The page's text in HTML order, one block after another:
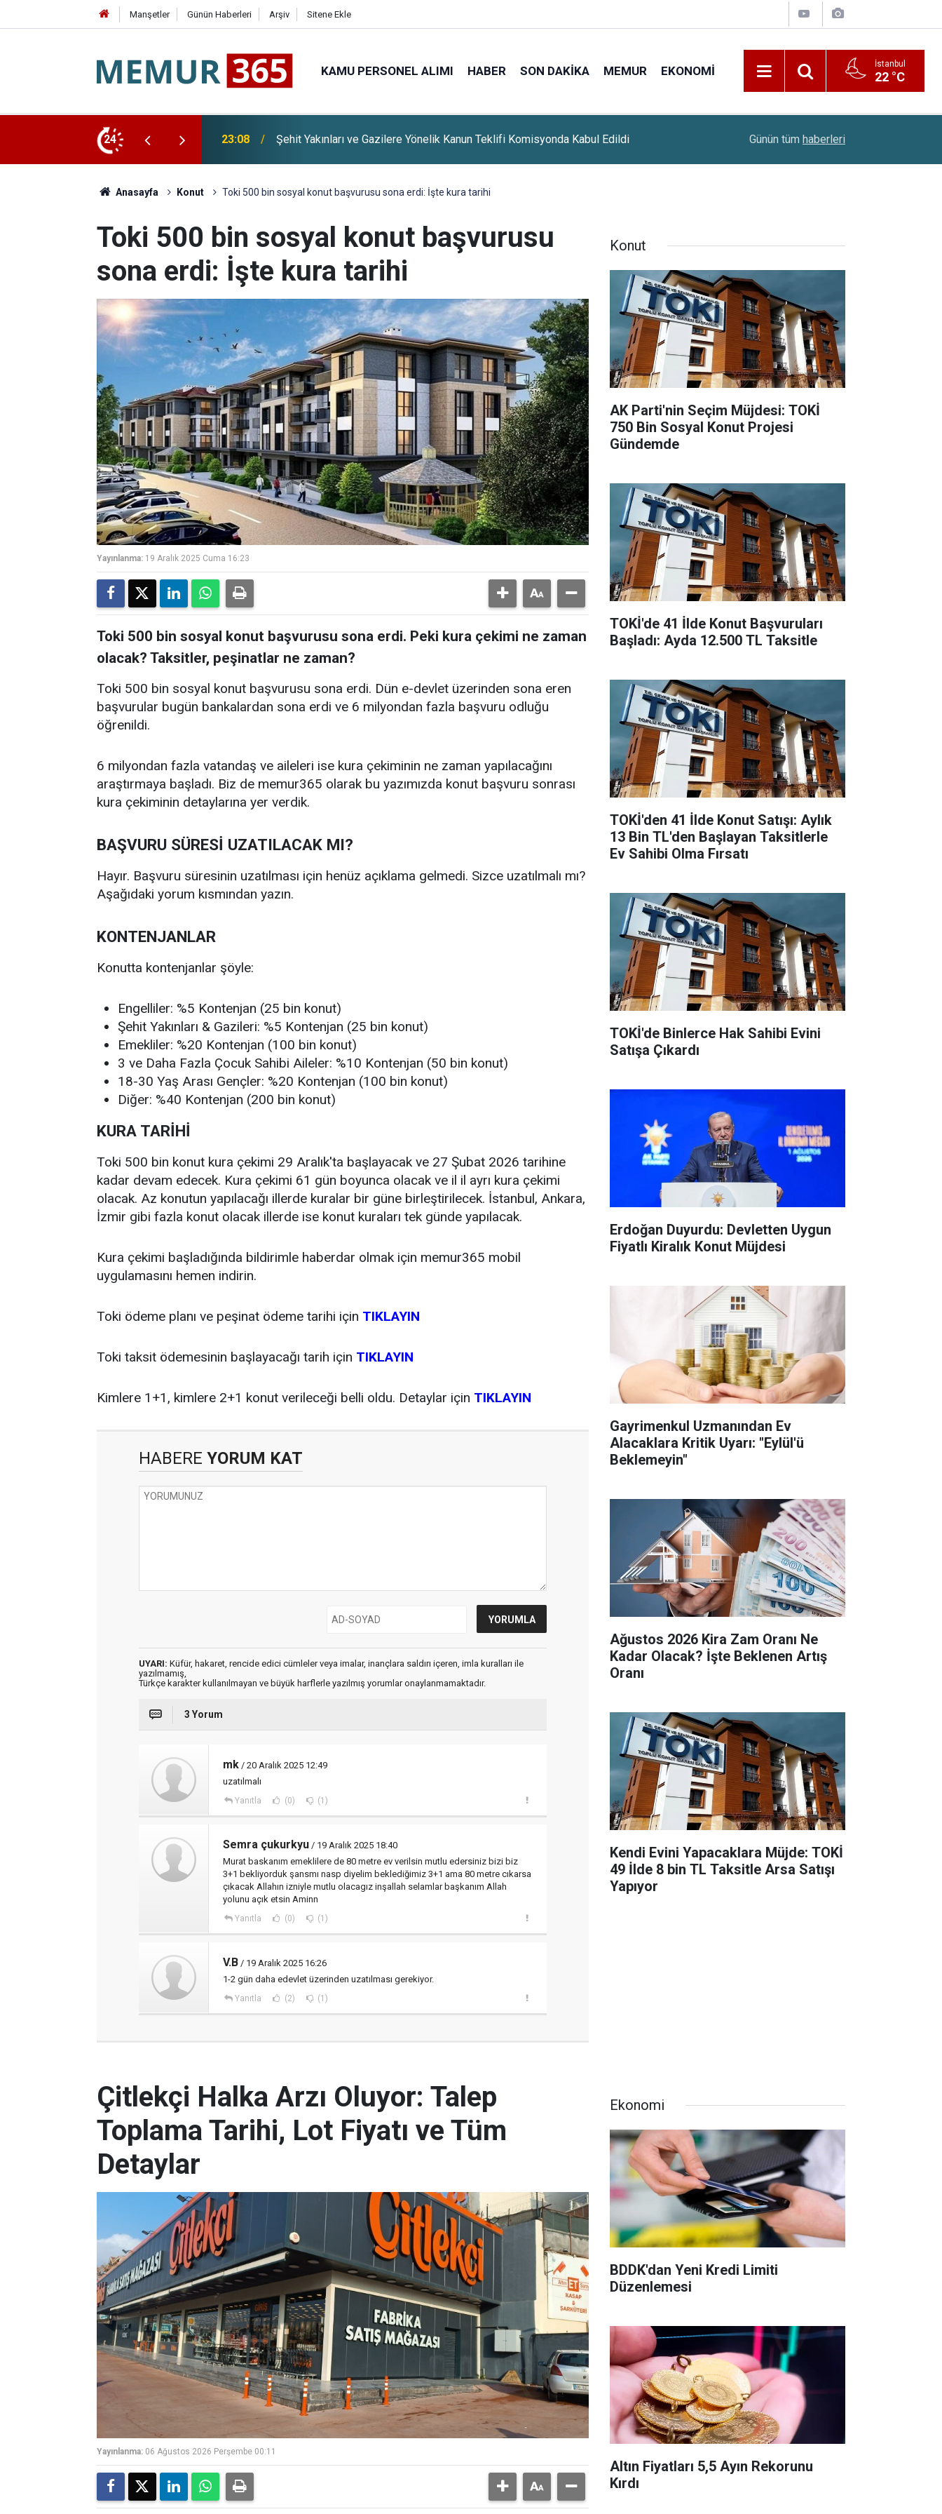
Manşetler Günün Haberleri Arşiv Sitene Ekle
KAMU PERSONEL ALIMI HABER SON DAKIKA MEMUR EKONOMI İstanbul
22 °C
24
Kanun Teklifi Komisyonda Kabul Edildi 22:26 Üsküdar'da Bazı Yollar 5-7 Ağustos Tarihlerinde Trafiğe Kapatılacak Altın Fiyatları 5,5 Ayın Rekorunu Kırdı
Günün tüm haberleri
Anasayfa Konut Toki 500 bin sosyal konut başvurusu sona erdi: İşte kura tarihi
Toki 500 bin sosyal konut başvurusu
sona erdi: İşte kura tarihi
Yayınlanma: 19 Aralık 2025 Cuma 16:23
Toki 500 bin sosyal konut başvurusu sona erdi. Peki kura çekimi ne zaman
olacak? Taksitler, peşinatlar ne zaman?
Toki 500 bin sosyal konut başvurusu sona erdi. Dün e-devlet üzerinden sona eren
başvurular bugün bankalardan sona erdi ve 6 milyondan fazla başvuru odluğu
öğrenildi.
6 milyondan fazla vatandaş ve aileleri ise kura çekiminin ne zaman yapılacağını
araştırmaya başladı. Biz de memur365 olarak bu yazımızda konut başvuru sonrası
kura çekiminin detaylarına yer verdik.
BAŞVURU SÜRESİ UZATILACAK MI?
Hayır. Başvuru süresinin uzatılması için henüz açıklama gelmedi. Sizce uzatılmalı mı?
Aşağıdaki yorum kısmından yazın.
KONTENJANLAR
Konutta kontenjanlar şöyle:
Engelliler: %5 Kontenjan (25 bin konut)
Şehit Yakınları & Gazileri: %5 Kontenjan (25 bin konut)
Emekliler: %20 Kontenjan (100 bin konut)
3 ve Daha Fazla Çocuk Sahibi Aileler: %10 Kontenjan (50 bin konut)
18-30 Yaş Arası Gençler: %20 Kontenjan (100 bin konut)
Diğer: %40 Kontenjan (200 bin konut)
KURA TARİHİ
Toki 500 bin konut kura çekimi 29 Aralık'ta başlayacak ve 27 Şubat 2026 tarihine
kadar devam edecek. Kura çekimi 61 gün boyunca olacak ve il il ayrı kura çekimi
olacak. Az konutun yapılacağı illerde kuralar bir güne birleştirilecek. İstanbul, Ankara,
İzmir gibi fazla konut olacak illerde ise konut kuraları tek günde yapılacak.
Kura çekimi başladığında bildirimle haberdar olmak için memur365 mobil
uygulamasını hemen indirin.
Toki ödeme planı ve peşinat ödeme tarihi için TIKLAYIN
Toki taksit ödemesinin başlayacağı tarih için TIKLAYIN
Kimlere 1+1, kimlere 2+1 konut verileceği belli oldu. Detaylar için TIKLAYIN
HABERE YORUM KAT
UYARI: Küfür, hakaret, rencide edici cümleler veya imalar, inançlara saldırı içeren, imla kuralları ile
yazılmamış,
Türkçe karakter kullanılmayan ve büyük harflerle yazılmış yorumlar onaylanmamaktadır.
3 Yorum
mk / 20 Aralık 2025 12:49
uzatılmalı
Yanıtla (0) (1)
Semra çukurkyu / 19 Aralık 2025 18:40
Murat baskanım emeklilere de 80 metre ev verilsin mutlu edersiniz bizi biz
3+1 bekliyorduk şansmı nasp diyelim beklediğimiz 3+1 ama 80 metre cıkarsa
çıkacak Allahın izniyle mutlu olacagız inşallah selamlar başkanım Allah
yolunu açık etsin Aminn
Yanıtla (0) (1)
V.B / 19 Aralık 2025 16:26
1-2 gün daha edevlet üzerinden uzatılması gerekiyor.
Yanıtla (2) (1)
Konut
AK Parti'nin Seçim Müjdesi: TOKİ
750 Bin Sosyal Konut Projesi
Gündemde
TOKİ'de 41 İlde Konut Başvuruları
Başladı: Ayda 12.500 TL Taksitle
TOKİ'den 41 İlde Konut Satışı: Aylık
13 Bin TL'den Başlayan Taksitlerle
Ev Sahibi Olma Fırsatı
TOKİ'de Binlerce Hak Sahibi Evini
Satışa Çıkardı
Erdoğan Duyurdu: Devletten Uygun
Fiyatlı Kiralık Konut Müjdesi
Gayrimenkul Uzmanından Ev
Alacaklara Kritik Uyarı: "Eylül'ü
Beklemeyin"
Ağustos 2026 Kira Zam Oranı Ne
Kadar Olacak? İşte Beklenen Artış
Oranı
Kendi Evini Yapacaklara Müjde: TOKİ
49 İlde 8 bin TL Taksitle Arsa Satışı
Yapıyor
Çitlekçi Halka Arzı Oluyor: Talep
Toplama Tarihi, Lot Fiyatı ve Tüm
Detaylar
Yayınlanma: 06 Ağustos 2026 Perşembe 00:11
Ekonomi
BDDK'dan Yeni Kredi Limiti
Düzenlemesi
Altın Fiyatları 5,5 Ayın Rekorunu
Kırdı